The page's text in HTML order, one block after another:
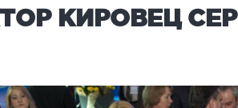
КИРОВЕЦ